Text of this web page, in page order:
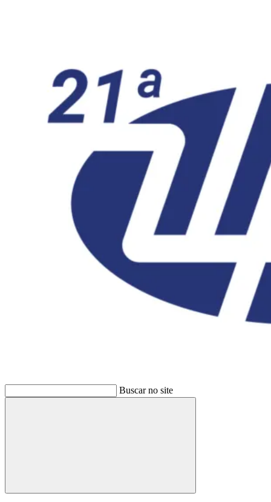
Buscar no site
Buscar